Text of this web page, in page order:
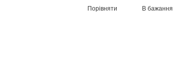
Порівняти В бажання